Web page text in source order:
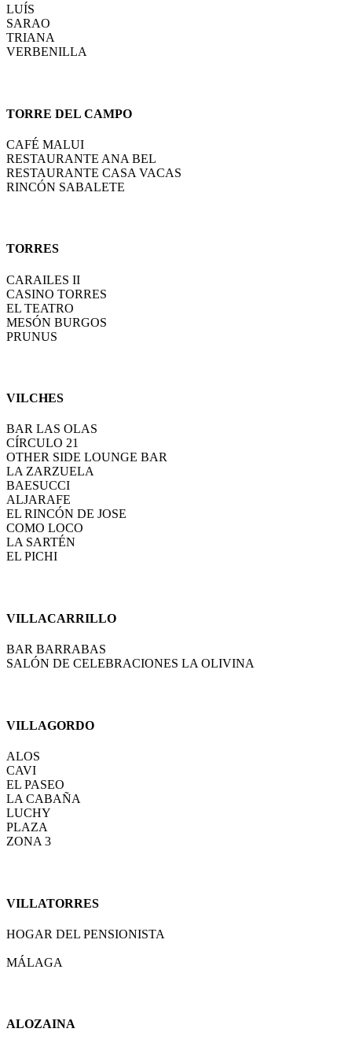
LUÍS
SARAO
TRIANA
VERBENILLA
TORRE DEL CAMPO
CAFÉ MALUI
RESTAURANTE ANA BEL
RESTAURANTE CASA VACAS
RINCÓN SABALETE
TORRES
CARAILES II
CASINO TORRES
EL TEATRO
MESÓN BURGOS
PRUNUS
VILCHES
BAR LAS OLAS
CÍRCULO 21
OTHER SIDE LOUNGE BAR
LA ZARZUELA
BAESUCCI
ALJARAFE
EL RINCÓN DE JOSE
COMO LOCO
LA SARTÉN
EL PICHI
VILLACARRILLO
BAR BARRABAS
SALÓN DE CELEBRACIONES LA OLIVINA
VILLAGORDO
ALOS
CAVI
EL PASEO
LA CABAÑA
LUCHY
PLAZA
ZONA 3
VILLATORRES
HOGAR DEL PENSIONISTA
MÁLAGA
ALOZAINA